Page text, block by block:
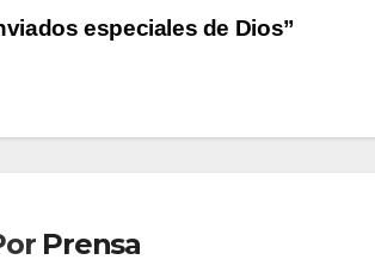
especiales de Dios”
Prensa